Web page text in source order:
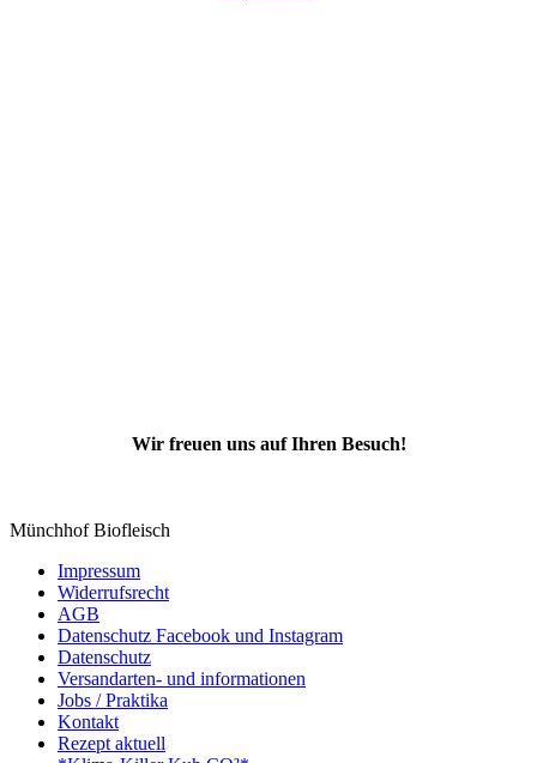
Wir freuen uns auf Ihren Besuch!
Münchhof Biofleisch
Impressum
Widerrufsrecht
AGB
Datenschutz Facebook und Instagram
Datenschutz
Versandarten- und informationen
Jobs / Praktika
Kontakt
Rezept aktuell